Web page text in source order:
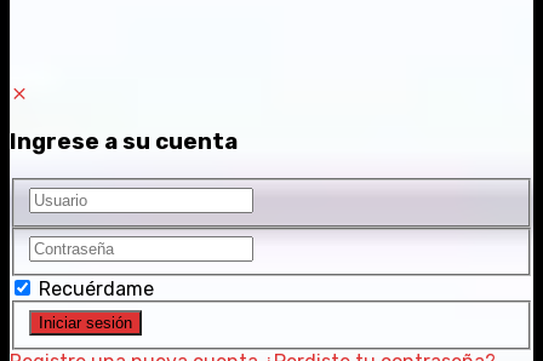
Ingrese a su cuenta
Recuérdame